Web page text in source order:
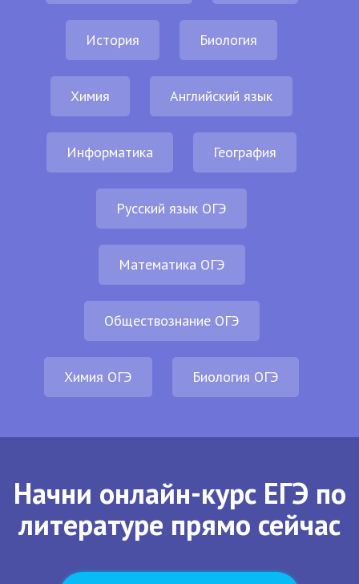
История Биология
Химия Английский язык
Информатика География
Русский язык ОГЭ
Математика ОГЭ
Обществознание ОГЭ
Химия ОГЭ Биология ОГЭ
Начни онлайн-курс ЕГЭ по
литературе прямо сейчас